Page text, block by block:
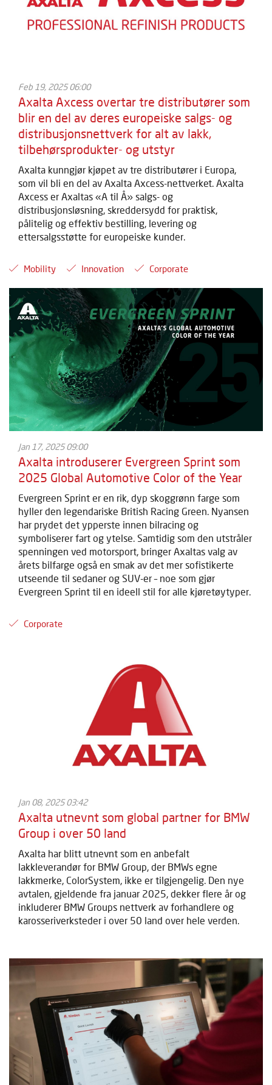
Feb 19, 2025 06:00
Axalta Axcess overtar tre distributører som
blir en del av deres europeiske salgs- og
distribusjonsnettverk for alt av lakk,
tilbehørsprodukter- og utstyr
Axalta kunngjør kjøpet av tre distributører i Europa,
som vil bli en del av Axalta Axcess-nettverket. Axalta
Axcess er Axaltas «A til Å» salgs- og
distribusjonsløsning, skreddersydd for praktisk,
pålitelig og effektiv bestilling, levering og
ettersalgsstøtte for europeiske kunder.
Mobility Innovation Corporate
Jan 17, 2025 09:00
Axalta introduserer Evergreen Sprint som
2025 Global Automotive Color of the Year
Evergreen Sprint er en rik, dyp skoggrønn farge som
hyller den legendariske British Racing Green. Nyansen
har prydet det ypperste innen bilracing og
symboliserer fart og ytelse. Samtidig som den utstråler
spenningen ved motorsport, bringer Axaltas valg av
årets bilfarge også en smak av det mer sofistikerte
utseende til sedaner og SUV-er – noe som gjør
Evergreen Sprint til en ideell stil for alle kjøretøytyper.
Corporate
Jan 08, 2025 03:42
Axalta utnevnt som global partner for BMW
Group i over 50 land
Axalta har blitt utnevnt som en anbefalt
lakkleverandør for BMW Group, der BMWs egne
lakkmerke, ColorSystem, ikke er tilgjengelig. Den nye
avtalen, gjeldende fra januar 2025, dekker flere år og
inkluderer BMW Groups nettverk av forhandlere og
karosseriverksteder i over 50 land over hele verden.